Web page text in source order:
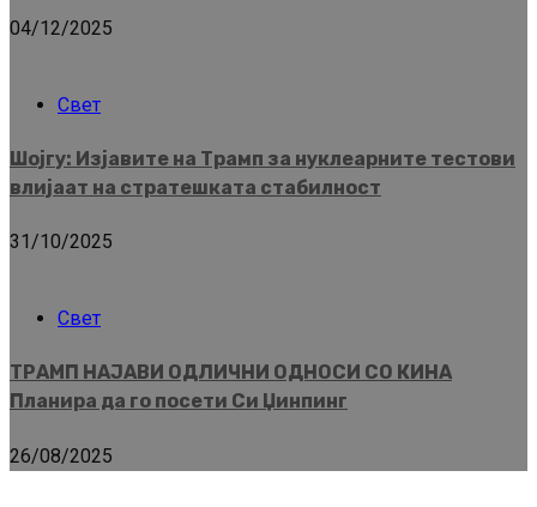
04/12/2025
Свет
Шојгу: Изјавите на Трамп за нуклеарните тестови
влијаат на стратешката стабилност
31/10/2025
Свет
ТРАМП НАЈАВИ ОДЛИЧНИ ОДНОСИ СО КИНА
Планира да го посети Си Џинпинг
26/08/2025